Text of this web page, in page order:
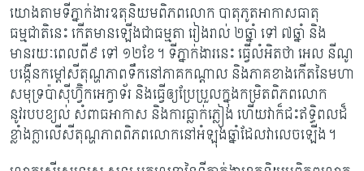
យោងតាមទីភ្នាក់ងារឧតុនិយមពិភពលោក បាតុភូតអាកាសធាតុ
ធម្មជាតិនេះ កើតមានឡើង​ជាធម្មតា រៀងរាល់ ២ឆ្នាំ ទៅ ៧ឆ្នាំ និង
មានរយៈពេលពី៩ ទៅ ១២ខែ។ ទីភ្នាក់ងារនេះ ធ្វើ​លំអិត​ថា អេល នីណូ
បង្កើនកម្តៅសីតុណ្ហភាពទឹក​នៅភាគកណ្តាល និង​ភាគខាងកើត​នៃ​មហា​​
សមុទ្រ​ប៉ាស៊ីហ្វ៊ិកអេក្វាទ័រ និងធ្វើឲ្យប្រែប្រួលក្នុងកម្រិតពិភពលោក
នូវរបបខ្យល់ សំពាធ​អាកាស និង​ការធ្លាក់ភ្លៀង ហើយវាក៏ជះឥទ្ធិពលដ៏
ខ្លាំងក្លាលើសីតុណ្ហភាព​ពិភពលោកនៅ​អំឡុង​​ឆ្នាំដែលវាលេចឡើង។